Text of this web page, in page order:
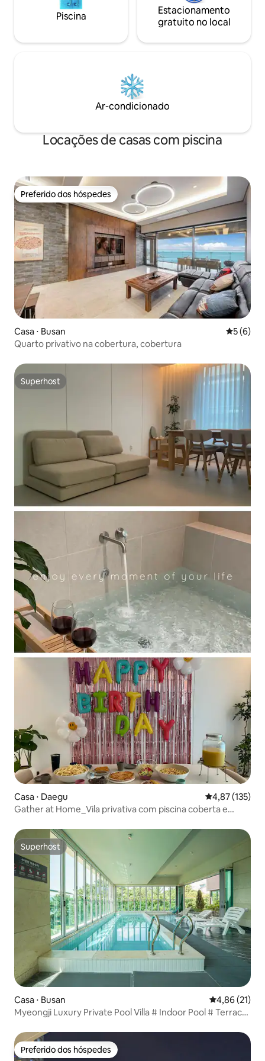
kg) Taxa de limpeza (30.000 won) por
animal Até 2 cães são permitidos.
de bebê
antecedência)
📋casa - Sala de estar Projetor de feixe
para cápsulas
jantar, cadeiras,
Piscina
Estacionamento
gratuito no local
Ar-condicionado
Locações de casas com piscina
Preferido dos hóspedes
Preferido dos hóspedes
Casa ⋅ Busan 5 de
5 (6)
Quarto privativo na cobertura, cobertura
Superhost
Superhost
Casa ⋅ Daegu 4,87 de uma
4,87 (135)
Gather at Home_Vila privativa com piscina coberta e
edifício (para um carro)
Superhost
Superhost
Casa ⋅ Busan 4,86 de uma
4,86 (21)
Myeongji Luxury Private Pool Villa # Indoor Pool # Terrace
Preferido dos hóspedes
Preferido dos hóspedes